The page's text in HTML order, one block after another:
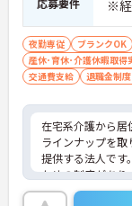
修も用意されてい
きます。
※経
夜勤専従 ブランクOK
産休･育休･介護休暇取得
交通費支給
退職金制
在宅系介護から居
ラインナップを
提供する法人です
ための制度があり
ランクのある方、